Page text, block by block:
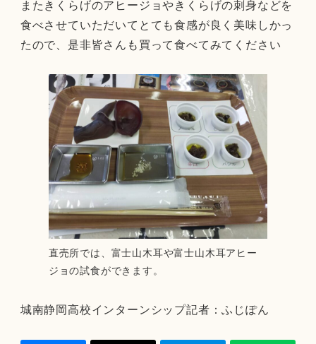
またきくらげのアヒージョやきくらげの刺身などを
食べさせていただいてとても食感が良く美味しかっ
たので、是非皆さんも買って食べてみてください
直売所では、富士山木耳や富士山木耳アヒー
ジョの試食ができます。
城南静岡高校インターンシップ記者：ふじぽん